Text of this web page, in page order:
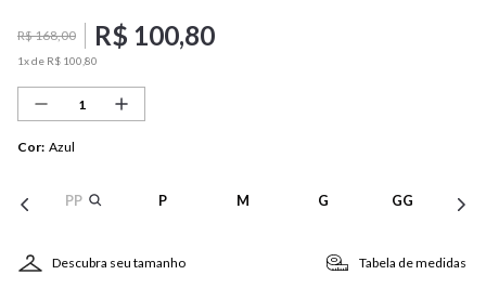
R$168,00 R$ 100,80
1x de R$ 100 80
Cor: Azul
PP P M G GG
Descubra seu tamanho Tabela de medidas